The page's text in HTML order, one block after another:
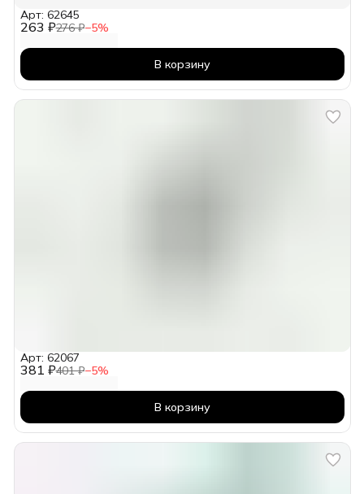
263 ₽276 ₽−5%
Арт: 62645
В корзину
381 ₽401 ₽−5%
Арт: 62067
В корзину